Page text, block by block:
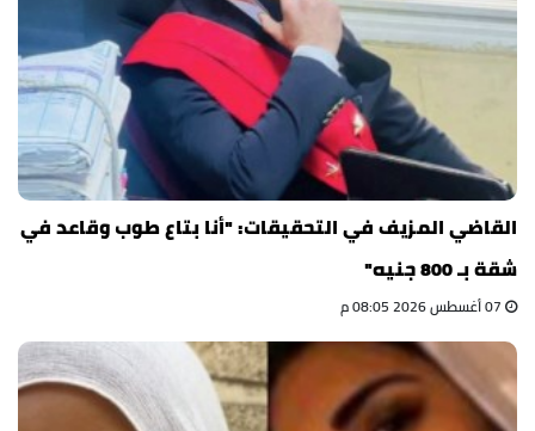
القاضي المزيف في التحقيقات: "أنا بتاع طوب وقاعد في
شقة بـ 800 جنيه"